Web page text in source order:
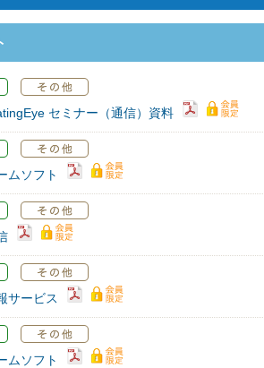
セミナー（通信）資料
ムソフト
サービス
ムソフト